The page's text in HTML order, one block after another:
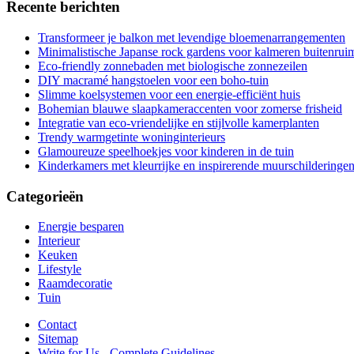
Recente berichten
Transformeer je balkon met levendige bloemenarrangementen
Minimalistische Japanse rock gardens voor kalmeren
Eco-friendly zonnebaden met biologische zonnezeilen
DIY macramé hangstoelen voor een boho-tuin
Slimme koelsystemen voor een energie-efficiënt huis
Bohemian blauwe slaapkameraccenten voor zomerse frisheid
Integratie van eco-vriendelijke en stijlvolle kamerplanten
Trendy warmgetinte woninginterieurs
Glamoureuze speelhoekjes voor kinderen in de tuin
Kinderkamers met kleurrijke en inspirerende muurschilderingen
Categorieën
Energie besparen
Interieur
Keuken
Lifestyle
Raamdecoratie
Tuin
Contact
Sitemap